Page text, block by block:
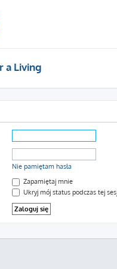
a Living
Nie pamiętam hasła
Zapamiętaj mnie
Ukryj mój status podczas tej